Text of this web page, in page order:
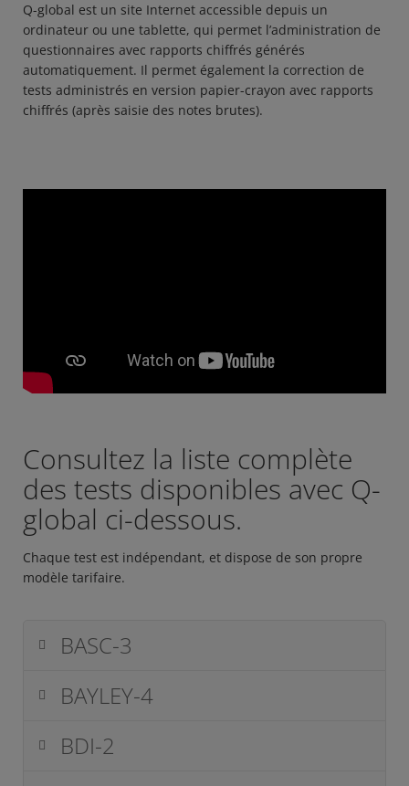
Q-global est un site Internet accessible depuis un
ordinateur ou une tablette, qui permet l’administration de
questionnaires avec rapports chiffrés générés
automatiquement. Il permet également la correction de
tests administrés en version papier-crayon avec rapports
chiffrés (après saisie des notes brutes).
Consultez la liste complète
des tests disponibles avec Q-
global ci-dessous.
Chaque test est indépendant, et dispose de son propre
modèle tarifaire.
BASC-3
BAYLEY-4
BDI-2